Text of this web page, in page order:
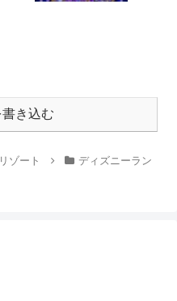
き込む
ゾート
ディズニーラン